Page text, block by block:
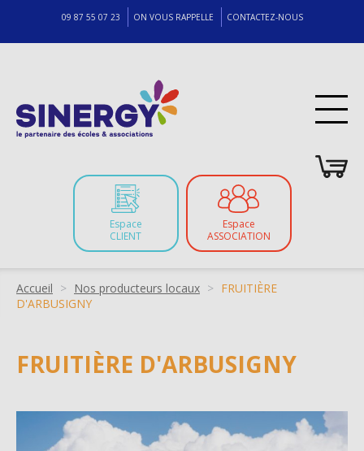
09 87 55 07 23 ON VOUS RAPPELLE CONTACTEZ-NOUS
Espace
CLIENT
Espace
ASSOCIATION
Fil
d'Ariane
Accueil Nos producteurs locaux
FRUITIÈRE
D'ARBUSIGNY
FRUITIÈRE D'ARBUSIGNY